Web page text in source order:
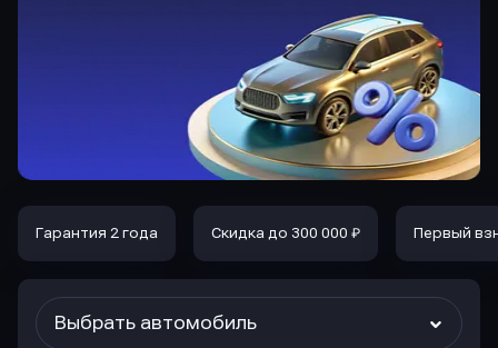
Гарантия 2 года Скидка до 300 000 ₽ Первый
Выбрать автомобиль